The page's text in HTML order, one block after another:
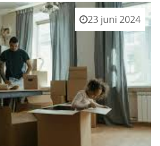
23 juni 2024